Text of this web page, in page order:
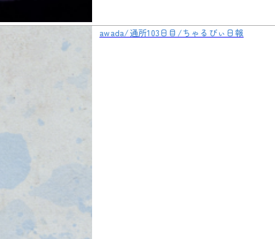
awada/通所103日目/ちゃるびぃ日報